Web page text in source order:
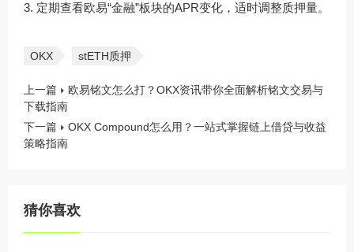
定期查看欧易“金融”板块的APR变化，适时调整质押量。
OKX stETH质押
上一篇
欧易铭文怎么打？OKX资讯带你全面解析铭文交易与
下载指南
下一篇
OKX Compound怎么用？一站式掌握链上借贷与收益
策略指南
猜你喜欢